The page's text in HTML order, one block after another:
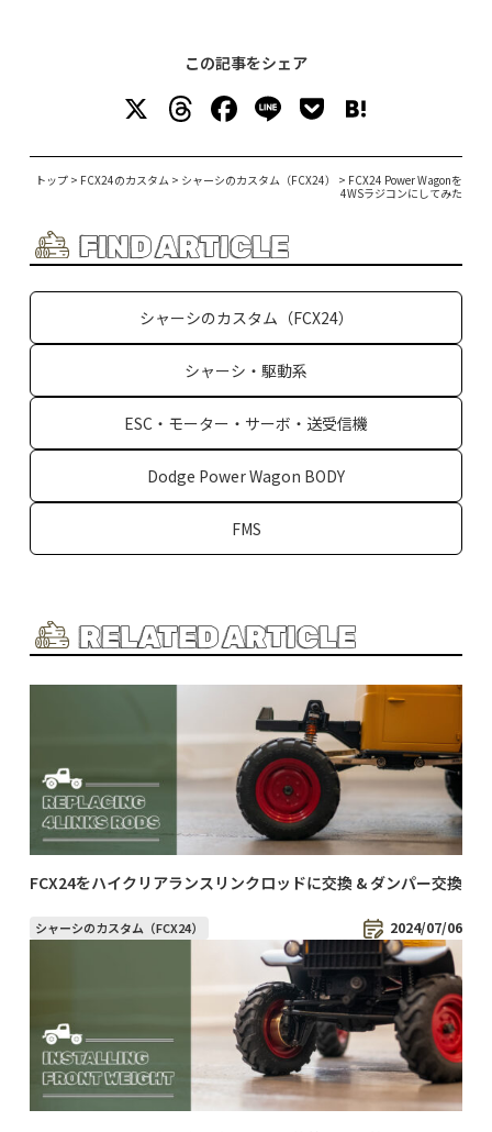
この記事をシェア
X T
h
re
d
s
F
a
c
b
o
o
k
Li
n
e
P
o
c
k
at
e
n
トップ > FCX24のカスタム > シャーシのカスタム（FCX24） > FCX24 Power Wagonを
4WSラジコンにしてみた
FIND ARTICLE
シャーシのカスタム（FCX24）
シャーシ・駆動系
ESC・モーター・サーボ・送受信機
Dodge Power Wagon BODY
FMS
RELATED ARTICLE
FCX24をハイクリアランスリンクロッドに交換 & ダンパー交換
シャーシのカスタム（FCX24） 2024/07/06